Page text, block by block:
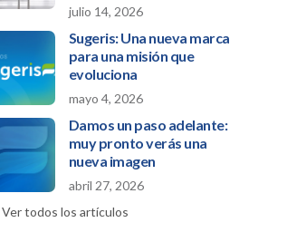
julio 14, 2026
Sugeris: Una nueva marca
para una misión que
evoluciona
mayo 4, 2026
Damos un paso adelante:
muy pronto verás una
nueva imagen
abril 27, 2026
Ver todos los artículos